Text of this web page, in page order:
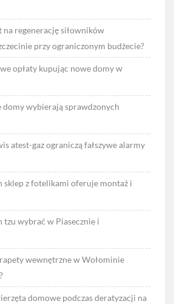
na regenerację siłowników
przy ograniczonym budżecie?
opłaty kupując nowe domy w
domy wybierają sprawdzonych
atest-gaz ograniczą fałszywe alarmy
sklep z fotelikami oferuje montaż i
tzu wybrać w Piasecznie i
wewnętrzne w Wołominie
domowe podczas deratyzacji na